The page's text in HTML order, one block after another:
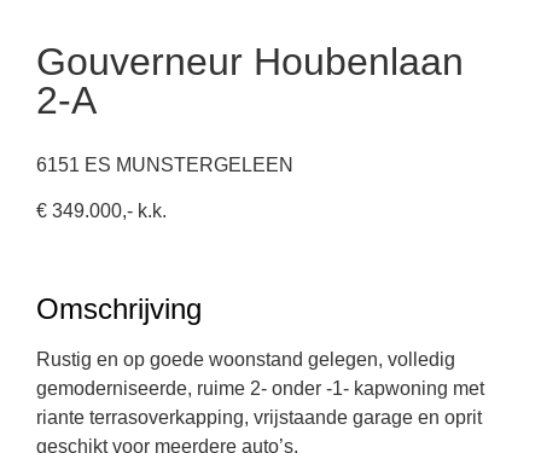
Gouverneur Houbenlaan
2-A
6151 ES MUNSTERGELEEN
€ 349.000,- k.k.
Omschrijving
Rustig en op goede woonstand gelegen, volledig
gemoderniseerde, ruime 2- onder -1- kapwoning met
riante terrasoverkapping, vrijstaande garage en oprit
geschikt voor meerdere auto’s.